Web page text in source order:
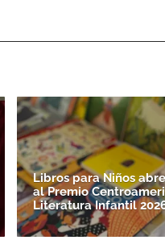
Libros para Niños
al Premio
Literatura Infantil